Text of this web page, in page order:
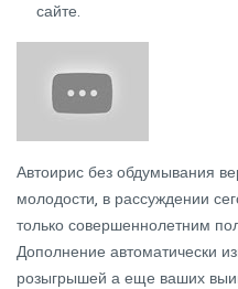
сайте.
Автоирис без обдумывания
молодости, в рассуждении
только совершеннолетним
Дополнение автоматически
розыгрышей а еще ваших